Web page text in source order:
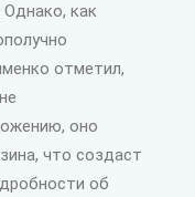
Однако, как
отметил,
оно
что создаст
об